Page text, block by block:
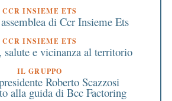
CCR INSIEME ETS
di Ccr Insieme Ets
CCR INSIEME ETS
salute e vicinanza al territorio
IL GRUPPO
Roberto Scazzosi
alla guida di Bcc Factoring